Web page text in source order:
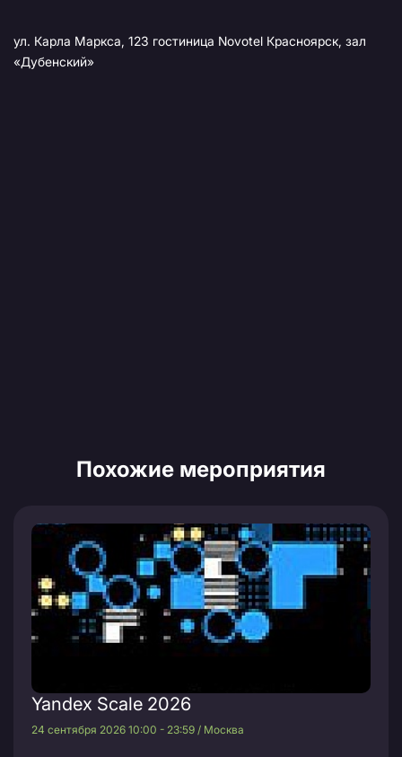
ул. Карла Маркса, 123 гостиница Novotel Красноярск, зал
«Дубенский»
Похожие мероприятия
Yandex Scale 2026
24 сентября 2026 10:00 - 23:59 / Москва